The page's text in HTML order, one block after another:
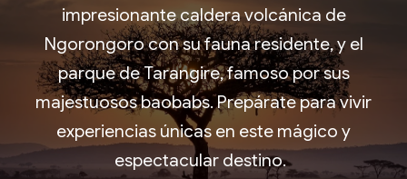
impresionante caldera volcánica de
Ngorongoro con su fauna residente, y el
parque de Tarangire, famoso por sus
majestuosos baobabs. Prepárate para vivir
experiencias únicas en este mágico y
espectacular destino.